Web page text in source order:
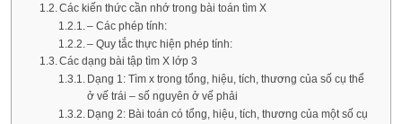
Các kiến thức cần nhớ trong bài toán tìm X
– Các phép tính:
– Quy tắc thực hiện phép tính:
Các dạng bài tập tìm X lớp 3
Dạng 1: Tìm x trong tổng, hiệu, tích, thương của số cụ thể
ở vế trái – số nguyên ở vế phải
Dạng 2: Bài toán có tổng, hiệu, tích, thương của một số cụ